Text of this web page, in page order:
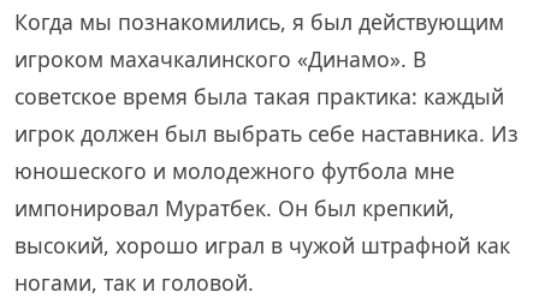
Когда мы познакомились, я был действующим
игроком махачкалинского «Динамо». В
советское время была такая практика: каждый
игрок должен был выбрать себе наставника. Из
юношеского и молодежного футбола мне
импонировал Муратбек. Он был крепкий,
высокий, хорошо играл в чужой штрафной как
ногами, так и головой.